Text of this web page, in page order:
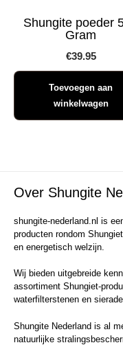
Shungite poeder
Gram
€39.95
Toevoegen aan
winkelwagen
Over Shungite
shungite-nederland.nl is
producten rondom
en energetisch welzijn.
Wij bieden uitgebreide
assortiment Shungiet-
waterfilterstenen en
Shungite Nederland is al
natuurlijke